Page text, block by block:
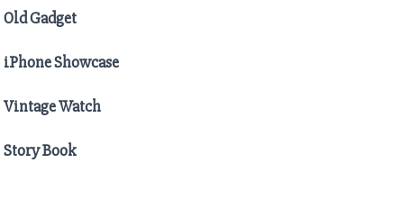
Old Gadget
iPhone Showcase
Vintage Watch
Story Book